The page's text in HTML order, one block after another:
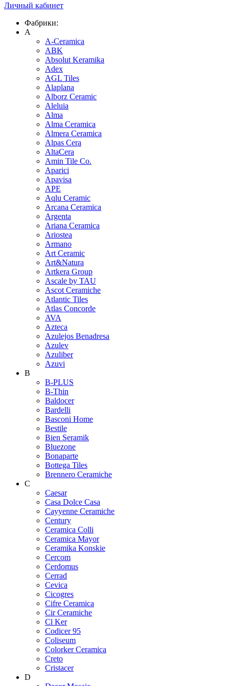
Личный кабинет
Фабрики:
A
A-Ceramica
ABK
Absolut Keramika
Adex
AGL Tiles
Alaplana
Alborz Ceramic
Aleluia
Alma
Alma Ceramica
Almera Ceramica
Alpas Cera
AltaCera
Amin Tile Co.
Aparici
Apavisa
APE
Aqlu Ceramic
Arcana Ceramica
Argenta
Ariana Ceramica
Ariostea
Armano
Art Ceramic
Art&Natura
Artkera Group
Ascale by TAU
Ascot Ceramiche
Atlantic Tiles
Atlas Concorde
AVA
Azteca
Azulejos Benadresa
Azulev
Azuliber
Azuvi
B
B-PLUS
B-Thin
Baldocer
Bardelli
Basconi Home
Bestile
Bien Seramik
Bluezone
Bonaparte
Bottega Tiles
Brennero Ceramiche
C
Caesar
Casa Dolce Casa
Cayyenne Ceramiche
Century
Ceramica Colli
Ceramica Mayor
Ceramika Konskie
Cercom
Cerdomus
Cerrad
Cevica
Cicogres
Cifre Ceramica
Cir Ceramiche
Cl Ker
Codicer 95
Coliseum
Colorker Ceramica
Creto
Cristacer
D